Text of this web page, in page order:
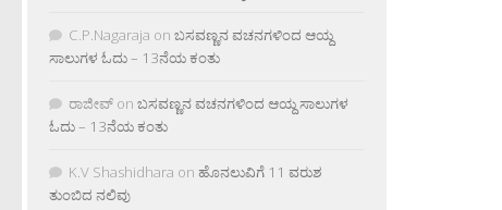
C.P.Nagaraja on ಬಸವಣ್ಣನ ವಚನಗಳಿಂದ ಆಯ್ದ
ಸಾಲುಗಳ ಓದು – 13ನೆಯ ಕಂತು
ರಾಜೀವ್ on ಬಸವಣ್ಣನ ವಚನಗಳಿಂದ ಆಯ್ದ ಸಾಲುಗಳ
ಓದು – 13ನೆಯ ಕಂತು
K.V Shashidhara on ಹೊನಲುವಿಗೆ 11 ವರುಶ
ತುಂಬಿದ ನಲಿವು